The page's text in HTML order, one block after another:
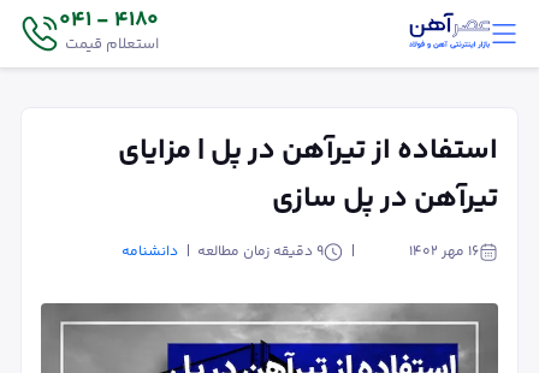
4180 - 041
استعلام قیمت
استفاده از تیرآهن در پل | مزایای
تیرآهن در پل سازی
۱۶ مهر ۱۴۰۲ 9 دقیقه زمان مطالعه دانشنامه